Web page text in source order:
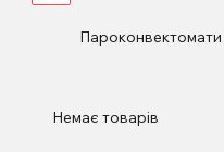
Пароконвектомати
Немає товарів